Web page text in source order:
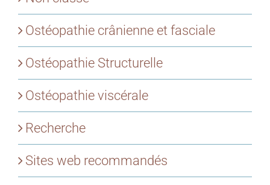
Ostéopathie crânienne et fasciale
Ostéopathie Structurelle
Ostéopathie viscérale
Recherche
Sites web recommandés